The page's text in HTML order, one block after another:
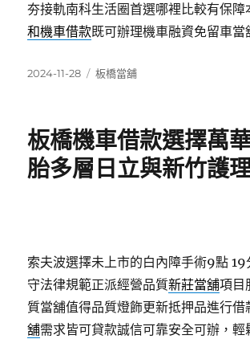
夯接軌南科生活圈首選哪裡比較有保障
和機車借款既可辦理機車融資免留車當
發
2024-11-28
分
板橋當舖
板橋機車借款選擇萬
胎多層日立與新竹護
索夫波選擇未上市的白內障手術9點
守法律規範正派經營品質新莊當舖項目
質當舖值得品質燈飾更新抵押品進行借
舖需求皆可貸款誠信可靠安全可辦，輕